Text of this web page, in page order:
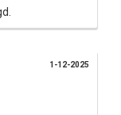
1-12-2025